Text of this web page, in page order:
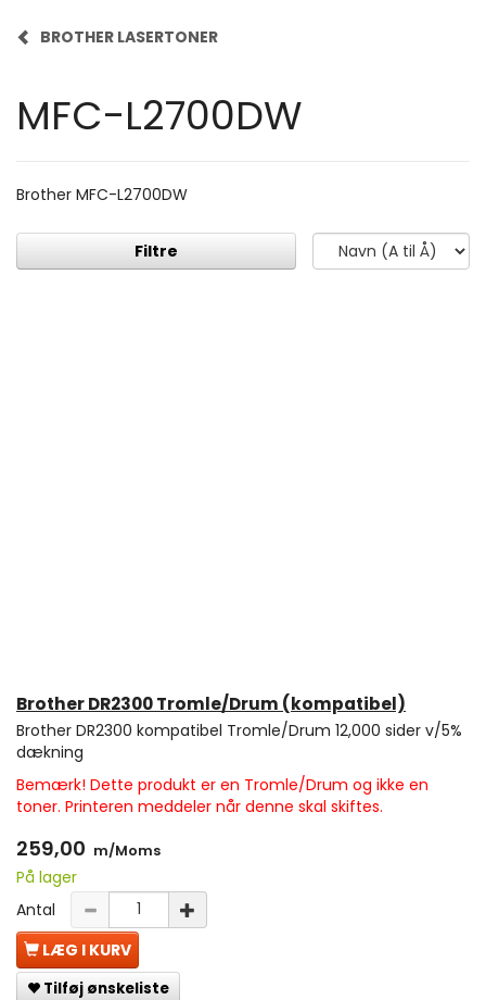
BROTHER LASERTONER
MFC-L2700DW
Brother MFC-L2700DW
Filtre
Brother DR2300 Tromle/Drum (kompatibel)
Brother DR2300 kompatibel Tromle/Drum 12,000 sider v/5%
dækning
Bemærk! Dette produkt er en Tromle/Drum og ikke en
toner. Printeren meddeler når denne skal skiftes.
259,00 m/Moms
På lager
Antal
LÆG I KURV
Tilføj ønskeliste